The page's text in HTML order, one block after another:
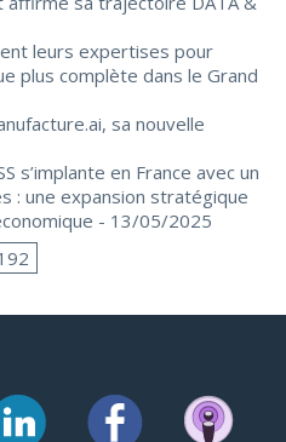
leurs expertises pour
plus complète dans le Grand
sa nouvelle
s’implante en France avec un
: une expansion stratégique
- 13/05/2025